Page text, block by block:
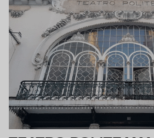
CARTÕES
PRODUTOS